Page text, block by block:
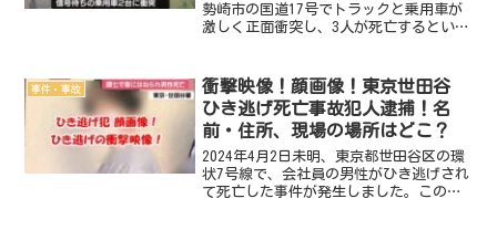
勢崎市の国道17号でトラックと乗用車が
激しく正面衝突し、3人が死亡するという
たのは誰？名前・画像・住所は？ 加害
者のトラック...
事件・事故
衝撃映像！顔画像！東京世田谷
ひき逃げ死亡事故犯人逮捕！名
前・住所、現場の場所はどこ？
2024年4月2日未明、東京都世田谷区の環
状7号線で、会社員の男性がひき逃げされ
て死亡した事件が発生しました。この事